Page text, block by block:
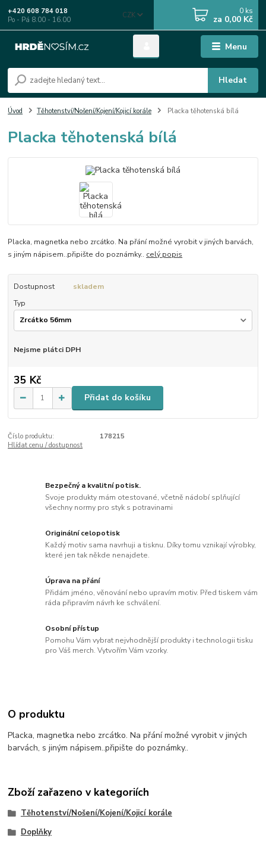
Menu
CZK
Hledat
+420 608 784 018
Po - Pá 8.00 - 16.00
0 ks
za 0,00 Kč
Úvod Těhotenství/Nošení/Kojení/Kojicí korále Placka těhotenská bílá
Placka těhotenská bílá
Placka, magnetka nebo zrcátko. Na přání možné vyrobit v jiných barvách,
s jiným nápisem..připište do poznámky.. celý popis
Dostupnost
skladem
Typ
Nejsme plátci DPH
35 Kč
Přidat do košíku
Číslo produktu:
178215
Hlídat cenu / dostupnost
Bezpečný a kvalitní potisk.
Svoje produkty mám otestované, včetně nádobí splňující
všechny normy pro styk s potravinami
Originální celopotisk
Každý motiv sama navrhuji a tisknu. Díky tomu vznikají výrobky,
které jen tak někde nenajdete.
Úprava na přání
Přidám jméno, věnování nebo upravím motiv. Před tiskem vám
ráda připravím návrh ke schválení.
Osobní přístup
Pomohu Vám vybrat nejvhodnější produkty i technologii tisku
pro Váš merch. Vytvořím Vám vzorky.
O produktu
Placka, magnetka nebo zrcátko. Na přání možné vyrobit v jiných
barvách, s jiným nápisem..připište do poznámky..
Zboží zařazeno v kategoriích
Těhotenství/Nošení/Kojení/Kojicí korále
Doplňky